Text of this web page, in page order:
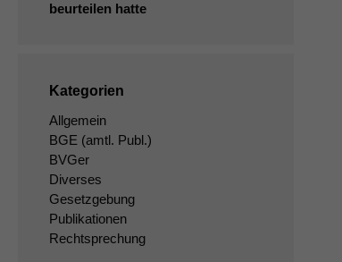
beurteilen hatte
Kategorien
Allgemein
BGE (amtl. Publ.)
BVGer
Diverses
Gesetzgebung
Publikationen
Rechtsprechung